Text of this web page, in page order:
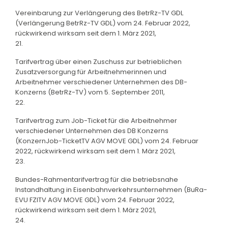
Vereinbarung zur Verlängerung des BetrRz-TV GDL
(Verlängerung BetrRz-TV GDL) vom 24. Februar 2022,
rückwirkend wirksam seit dem 1. März 2021,
21.
Tarifvertrag über einen Zuschuss zur betrieblichen
Zusatzversorgung für Arbeitnehmerinnen und
Arbeitnehmer verschiedener Unternehmen des DB-
Konzerns (BetrRz-TV) vom 5. September 2011,
22.
Tarifvertrag zum Job-Ticket für die Arbeitnehmer
verschiedener Unternehmen des DB Konzerns
(KonzernJob-TicketTV AGV MOVE GDL) vom 24. Februar
2022, rückwirkend wirksam seit dem 1. März 2021,
23.
Bundes-Rahmentarifvertrag für die betriebsnahe
Instandhaltung in Eisenbahnverkehrsunternehmen (BuRa-
EVU FZITV AGV MOVE GDL) vom 24. Februar 2022,
rückwirkend wirksam seit dem 1. März 2021,
24.